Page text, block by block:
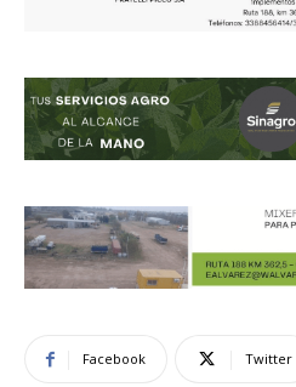
Facebook Twitter